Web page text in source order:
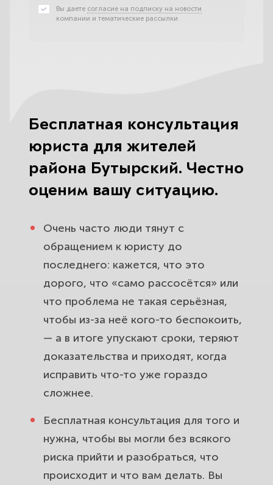
Вы даете согласие на подписку на новости
компании и тематические рассылки
Бесплатная консультация
юриста для жителей
района Бутырский. Честно
оценим вашу ситуацию.
Очень часто люди тянут с
обращением к юристу до
последнего: кажется, что это
дорого, что «само рассосётся» или
что проблема не такая серьёзная,
чтобы из-за неё кого-то беспокоить,
— а в итоге упускают сроки, теряют
доказательства и приходят, когда
исправить что-то уже гораздо
сложнее.
Бесплатная консультация для того и
нужна, чтобы вы могли без всякого
риска прийти и разобраться, что
происходит и что вам делать. Вы